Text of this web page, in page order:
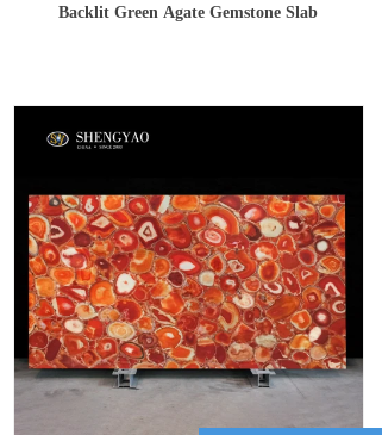
Backlit Green Agate Gemstone Slab